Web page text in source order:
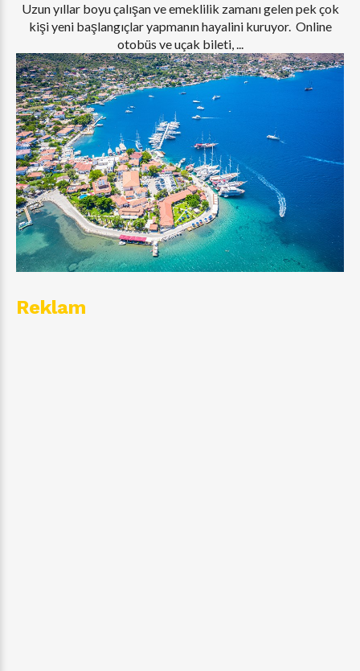
Uzun yıllar boyu çalışan ve emeklilik zamanı gelen pek çok
kişi yeni başlangıçlar yapmanın hayalini kuruyor. Online
otobüs ve uçak bileti, ...
Reklam